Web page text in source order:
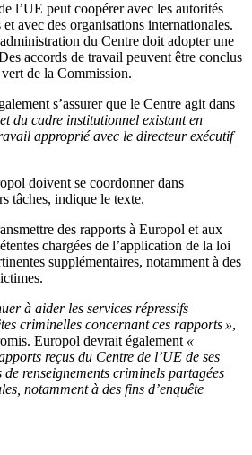
l’UE peut coopérer avec les autorités
avec des organisations internationales.
du Centre doit adopter une
accords de travail peuvent être conclus
de la Commission.
s’assurer que le Centre agit dans
du cadre institutionnel existant en
approprié avec le directeur exécutif
doivent se coordonner dans
tâches, indique le texte.
des rapports à Europol et aux
chargées de l’application de la loi
supplémentaires, notamment à des
à aider les services répressifs
criminelles concernant ces rapports »,
Europol devrait également «
reçus du Centre de l’UE de ses
de renseignements criminels partagées
notamment à des fins d’enquête